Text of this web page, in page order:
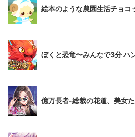
絵本のような農園生活チョコ
ぼくと恐竜〜みんなで3分 ハ
億万長者-総裁の花道、美女